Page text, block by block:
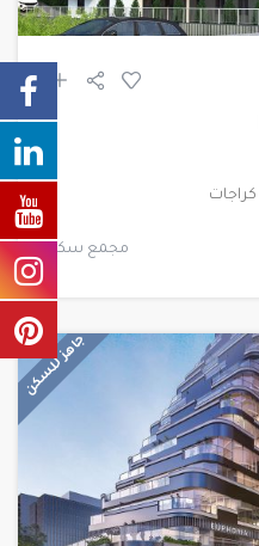
مجمع سكني
جاهز للسكن